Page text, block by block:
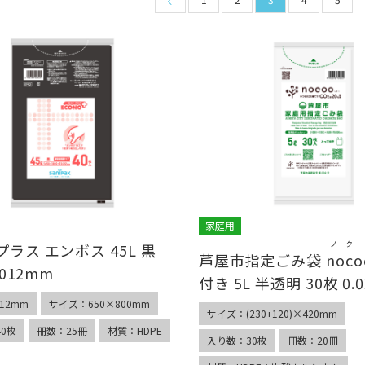
ラス エンボス 45L 黒
サイズ：650×800mm
枚
冊数：25冊 材質：HDPE
家庭用
芦屋市指定ごみ袋
ノク
付き 5L 半透明 30枚
サイズ：(230+120)×420mm
入り数：30枚
冊数：20冊